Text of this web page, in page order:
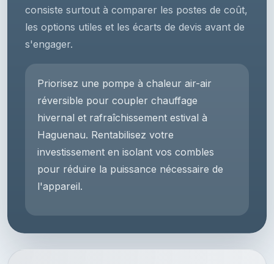
consiste surtout à comparer les postes de coût,
les options utiles et les écarts de devis avant de
s'engager.
Priorisez une pompe à chaleur air-air
réversible pour coupler chauffage
hivernal et rafraîchissement estival à
Haguenau. Rentabilisez votre
investissement en isolant vos combles
pour réduire la puissance nécessaire de
l'appareil.